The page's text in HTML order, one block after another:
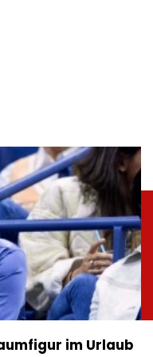
im Urlaub